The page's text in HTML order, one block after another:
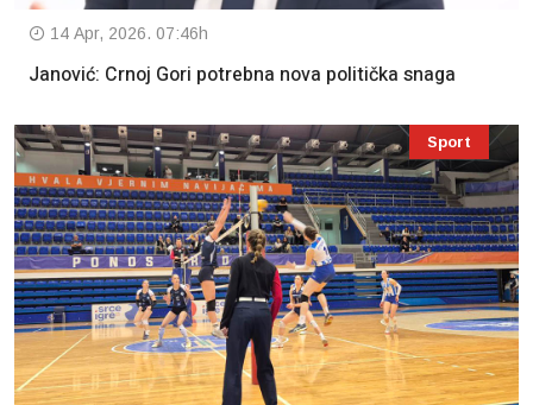
14 Apr, 2026. 07:46h
Janović: Crnoj Gori potrebna nova politička snaga
Sport